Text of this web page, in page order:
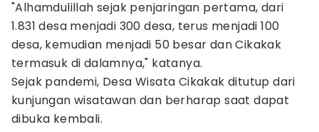
"Alhamdulillah sejak penjaringan pertama, dari
1.831 desa menjadi 300 desa, terus menjadi 100
desa, kemudian menjadi 50 besar dan Cikakak
termasuk di dalamnya," katanya.
Sejak pandemi, Desa Wisata Cikakak ditutup dari
kunjungan wisatawan dan berharap saat dapat
dibuka kembali.